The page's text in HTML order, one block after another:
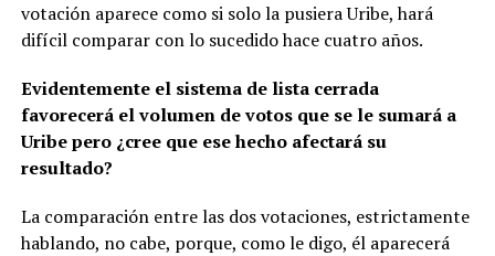
votación aparece como si solo la pusiera Uribe, hará
difícil comparar con lo sucedido hace cuatro años.
Evidentemente el sistema de lista cerrada
favorecerá el volumen de votos que se le sumará a
Uribe pero ¿cree que ese hecho afectará su
resultado?
La comparación entre las dos votaciones, estrictamente
hablando, no cabe, porque, como le digo, él aparecerá